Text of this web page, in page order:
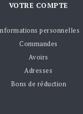
VOTRE COMPTE
personnelles
Commandes
Avoirs
Adresses
Bons de réduction